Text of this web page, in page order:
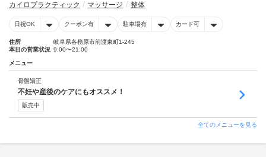
カイロプラクティック マッサージ 整体
日祝OK クーポン有 駐車場有 カード可
住所
岐阜県各務原市前渡東町1-245
本日の営業状況 9:00〜21:00
メニュー
骨盤矯正
不妊や産後のケアにもオススメ！
販売中
全てのメニューを見る